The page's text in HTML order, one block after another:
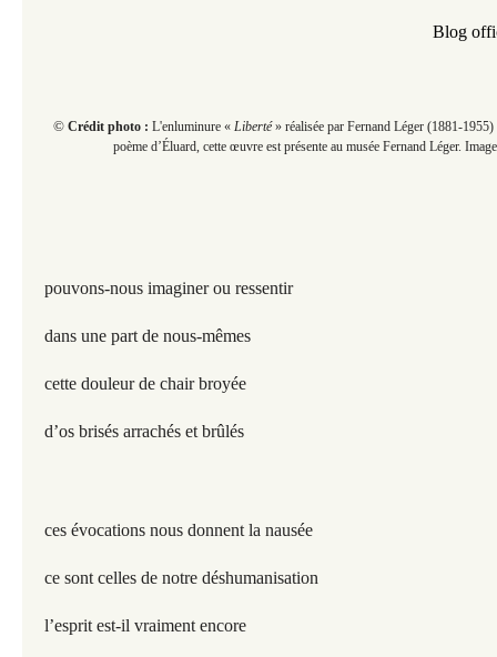
Blog
© Crédit photo : L'enluminure « Liberté» réalisée par Fernand Léger (1881-
poème d’Éluard, cette œuvre est présente au musée Fernand Léger.
pouvons-nous imaginer ou ressentir
dans une part de nous-mêmes
cette douleur de chair broyée
d’os brisés arrachés et brûlés
ces évocations nous donnent la nausée
ce sont celles de notre déshumanisation
l’esprit est-il vraiment encore